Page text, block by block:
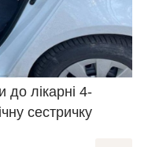
до лікарні 4-
сестричку